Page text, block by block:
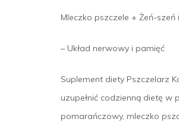
Mleczko pszczele + Żeń-
– Układ nerwowy i pamięć
Suplement diety Pszczelarz
uzupełnić codzienną dietę w
pomarańczowy, mleczko